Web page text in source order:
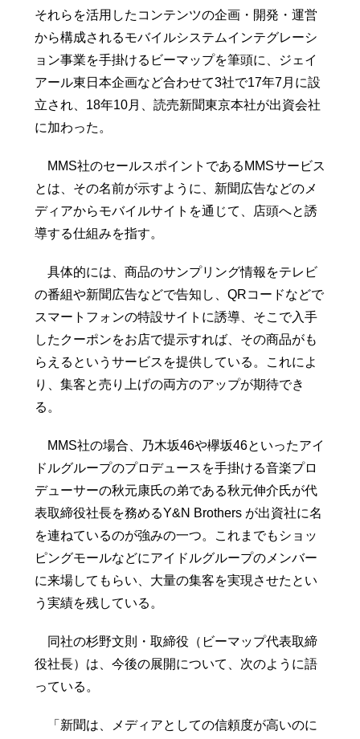
それらを活用したコンテンツの企画・開発・運営
から構成されるモバイルシステムインテグレーシ
ョン事業を手掛けるビーマップを筆頭に、ジェイ
アール東日本企画など合わせて3社で17年7月に設
立され、18年10月、読売新聞東京本社が出資会社
に加わった。
MMS社のセールスポイントであるMMSサービス
とは、その名前が示すように、新聞広告などのメ
ディアからモバイルサイトを通じて、店頭へと誘
導する仕組みを指す。
具体的には、商品のサンプリング情報をテレビ
の番組や新聞広告などで告知し、QRコードなどで
スマートフォンの特設サイトに誘導、そこで入手
したクーポンをお店で提示すれば、その商品がも
らえるというサービスを提供している。これによ
り、集客と売り上げの両方のアップが期待でき
る。
MMS社の場合、乃木坂46や欅坂46といったアイ
ドルグループのプロデュースを手掛ける音楽プロ
デューサーの秋元康氏の弟である秋元伸介氏が代
表取締役社長を務めるY&N Brothers が出資社に名
を連ねているのが強みの一つ。これまでもショッ
ピングモールなどにアイドルグループのメンバー
に来場してもらい、大量の集客を実現させたとい
う実績を残している。
同社の杉野文則・取締役（ビーマップ代表取締
役社長）は、今後の展開について、次のように語
っている。
「新聞は、メディアとしての信頼度が高いのに